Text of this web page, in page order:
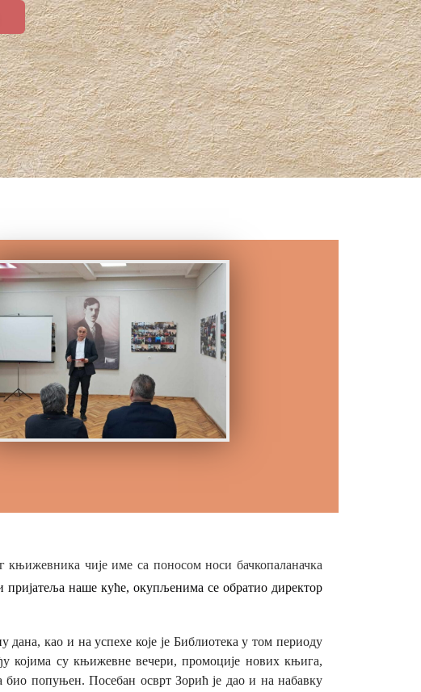
чије име са поносом носи бачкопаланачка
пријатеља наше куће, окупљенима се обратио директор
као и на успехе које је Библиотека у том периоду
којима су књижевне вечери, промоције нових књига,
био попуњен. Посебан осврт Зорић је дао и на набавку